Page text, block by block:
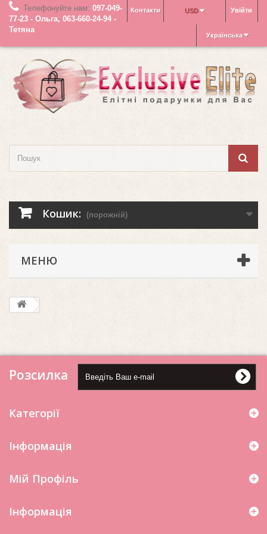
Увійти
USD
Контакти
Телефонуйте нам: 097-049-
77-23 - Ольга, 063-660-24-94 -
Тетяна
Українська
Кошик: (порожній)
МЕНЮ
Розсилка
Категорії
Інформація
Мій Профіль
Iнформація